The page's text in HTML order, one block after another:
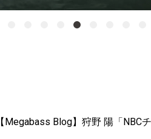
【Megabass Blog】狩野 陽「NBC